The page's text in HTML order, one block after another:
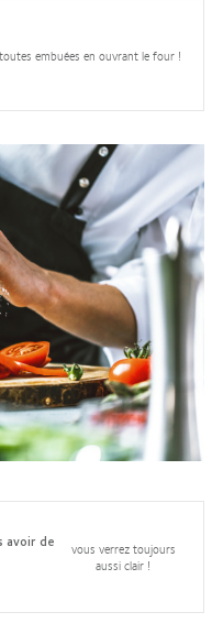
embuées en ouvrant le four !
avoir de
vous verrez toujours
aussi clair !